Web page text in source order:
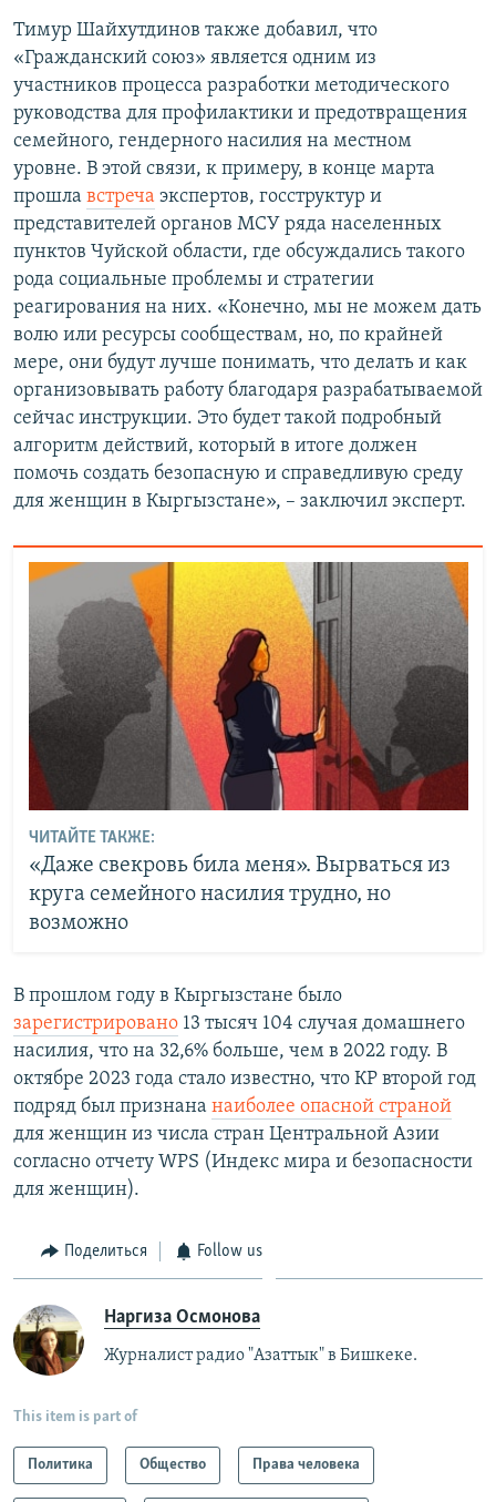
Тимур Шайхутдинов также добавил, что
«Гражданский союз» является одним из
участников процесса разработки методического
руководства для профилактики и предотвращения
семейного, гендерного насилия на местном
уровне. В этой связи, к примеру, в конце марта
прошла встреча экспертов, госструктур и
представителей органов МСУ ряда населенных
пунктов Чуйской области, где обсуждались такого
рода социальные проблемы и стратегии
реагирования на них. «Конечно, мы не можем дать
волю или ресурсы сообществам, но, по крайней
мере, они будут лучше понимать, что делать и как
организовывать работу благодаря разрабатываемой
сейчас инструкции. Это будет такой подробный
алгоритм действий, который в итоге должен
помочь создать безопасную и справедливую среду
для женщин в Кыргызстане», – заключил эксперт.
ЧИТАЙТЕ ТАКЖЕ:
«Даже свекровь била меня». Вырваться из
круга семейного насилия трудно, но
возможно
В прошлом году в Кыргызстане было
зарегистрировано 13 тысяч 104 случая домашнего
насилия, что на 32,6% больше, чем в 2022 году. В
октябре 2023 года стало известно, что КР второй год
подряд был признана наиболее опасной страной
для женщин из числа стран Центральной Азии
согласно отчету WPS (Индекс мира и безопасности
для женщин).
Поделиться Follow us
Наргиза Осмонова
Журналист радио "Азаттык" в Бишкеке.
This item is part of
Политика Общество Права человека